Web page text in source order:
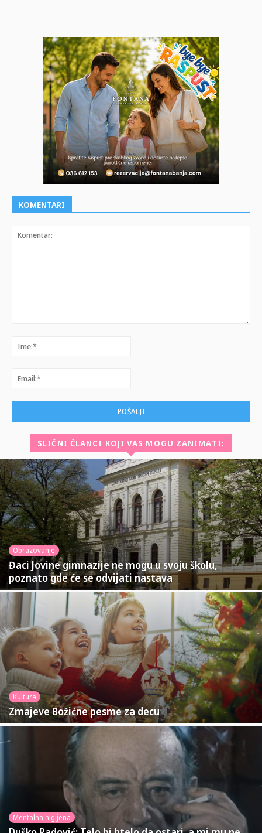
KOMENTARI
SLIČNI ČLANCI KOJI VAS MOGU ZANIMATI:
Obrazovanje
Đaci Jovine gimnazije ne mogu u svoju školu,
poznato gde će se odvijati nastava
Kultura
Zmajeve Božićne pesme za decu
Mentalna higijena